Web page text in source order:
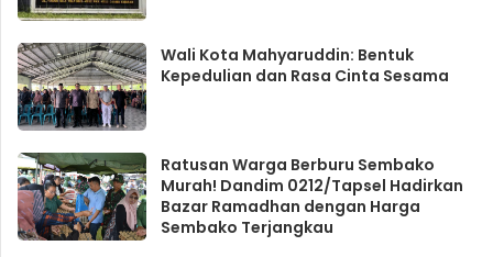
Wali Kota Mahyaruddin: Bentuk
Kepedulian dan Rasa Cinta Sesama
Ratusan Warga Berburu Sembako
Murah! Dandim 0212/Tapsel Hadirkan
Bazar Ramadhan dengan Harga
Sembako Terjangkau